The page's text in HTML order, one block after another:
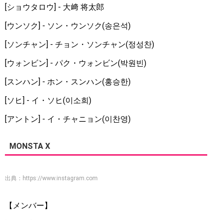
[ショウタロウ] - 大﨑 将太郎
[ウンソク] - ソン・ウンソク(송은석)
[ソンチャン] - チョン・ソンチャン(정성찬)
[ウォンビン] - パク・ウォンビン(박원빈)
[スンハン] - ホン・スンハン(홍승한)
[ソヒ] - イ・ソヒ(이소희)
[アントン] - イ・チャニョン(이찬영)
MONSTA X
出典： https://www.instagram.com
【メンバー】